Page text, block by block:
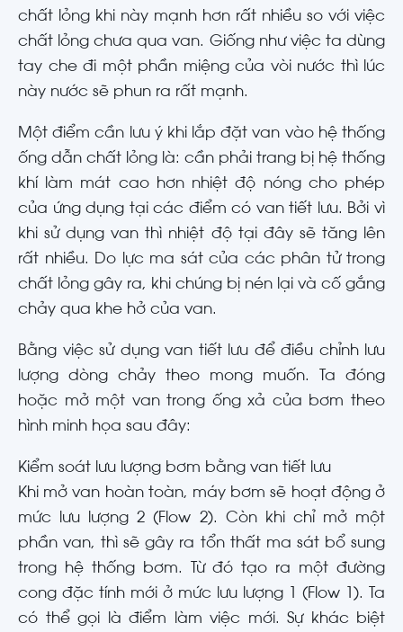
chất lỏng khi này mạnh hơn rất nhiều so với việc
chất lỏng chưa qua van. Giống như việc ta dùng
tay che đi một phần miệng của vòi nước thì lúc
này nước sẽ phun ra rất mạnh.
Một điểm cần lưu ý khi lắp đặt van vào hệ thống
ống dẫn chất lỏng là: cần phải trang bị hệ thống
khí làm mát cao hơn nhiệt độ nóng cho phép
của ứng dụng tại các điểm có van tiết lưu. Bởi vì
khi sử dụng van thì nhiệt độ tại đây sẽ tăng lên
rất nhiều. Do lực ma sát của các phân tử trong
chất lỏng gây ra, khi chúng bị nén lại và cố gắng
chảy qua khe hở của van.
Bằng việc sử dụng van tiết lưu để điều chỉnh lưu
lượng dòng chảy theo mong muốn. Ta đóng
hoặc mở một van trong ống xả của bơm theo
hình minh họa sau đây:
Kiểm soát lưu lượng bơm bằng van tiết lưu
Khi mở van hoàn toàn, máy bơm sẽ hoạt động ở
mức lưu lượng 2 (Flow 2). Còn khi chỉ mở một
phần van, thì sẽ gây ra tổn thất ma sát bổ sung
trong hệ thống bơm. Từ đó tạo ra một đường
cong đặc tính mới ở mức lưu lượng 1 (Flow 1). Ta
có thể gọi là điểm làm việc mới. Sự khác biệt